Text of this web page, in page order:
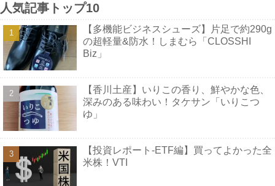
人気記事トップ10
【多機能ビジネスシューズ】片足で約290g
の超軽量&防水！しまむら「CLOSSHI
Biz」
【香川土産】いりこの香り、鮮やかな色、
深みのある味わい！タケサン「いりこつ
ゆ」
【投資レポート-ETF編】買ってよかった全
米株！VTI